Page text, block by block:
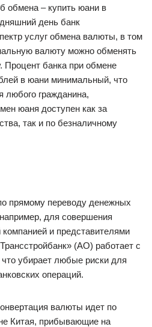
обмена – купить юани в
день банк
услуг обмена валюты, в том
валюту можно обменять
Процент банка при обмене
в юани минимальный, что
любого гражданина,
юаня доступен как за
так и по безналичному
прямому переводу денежных
для совершения
и представителями
(АО) работает с
убирает любые риски для
операций.
валюты идет по
Китая, прибывающие на